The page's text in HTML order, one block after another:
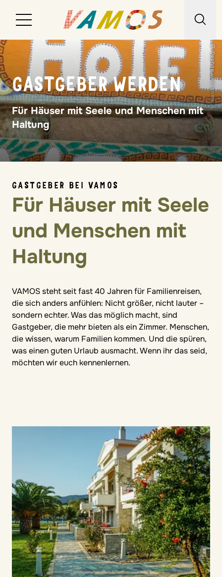
Reiseziele
Reiseart
Über uns
Wunschliste
Kontakt
© Daphne und Iannis
GASTGEBER WERDEN
Für Häuser mit Seele und Menschen mit
Haltung
GASTGEBER BEI VAMOS
Für Häuser mit Seele
und Menschen mit
Haltung
VAMOS steht seit fast 40 Jahren für Familienreisen,
die sich anders anfühlen: Nicht größer, nicht lauter –
sondern echter. Was das möglich macht, sind
Gastgeber, die mehr bieten als ein Zimmer. Menschen,
die wissen, warum Familien kommen. Und die spüren,
was einen guten Urlaub ausmacht. Wenn ihr das seid,
möchten wir euch kennenlernen.